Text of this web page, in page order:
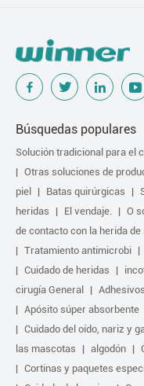
Búsquedas populares
Solución tradicional para el
Otras soluciones de
piel
Batas quirúrgicas
heridas
El vendaje. O
de contacto con la herida de
Tratamiento antimicrobi
Cuidado de heridas
cirugía General
Apósito súper absorbente
Cuidado del oído, nariz y
las mascotas
algodón
Cortinas y paquetes